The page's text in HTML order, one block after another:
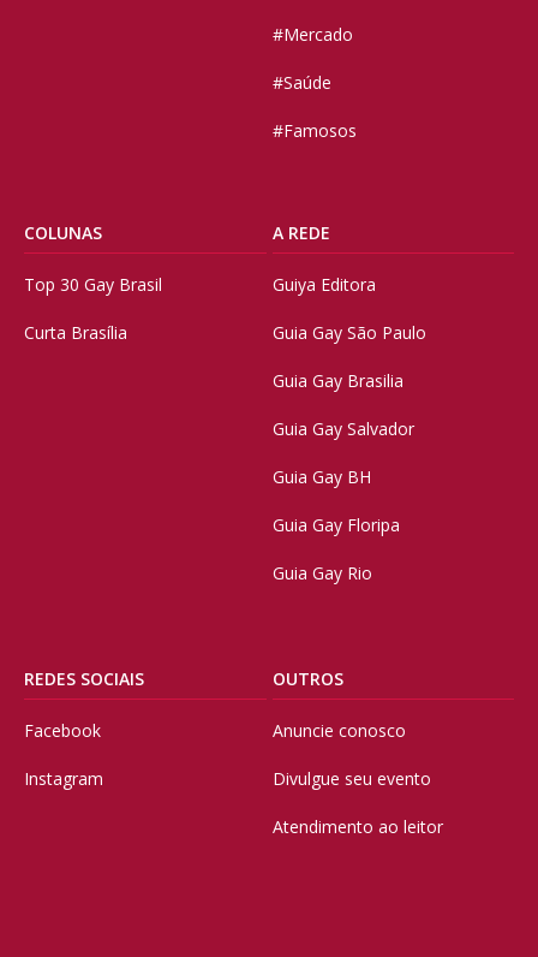
#Mercado
#Saúde
#Famosos
COLUNAS
Top 30 Gay Brasil
Curta Brasília
A REDE
Guiya Editora
Guia Gay São Paulo
Guia Gay Brasilia
Guia Gay Salvador
Guia Gay BH
Guia Gay Floripa
Guia Gay Rio
REDES SOCIAIS
Facebook
Instagram
OUTROS
Anuncie conosco
Divulgue seu evento
Atendimento ao leitor